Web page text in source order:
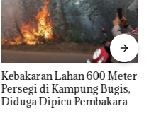
Kebakaran Lahan 600 Meter
Persegi di Kampung Bugis,
Diduga Dipicu Pembakaran